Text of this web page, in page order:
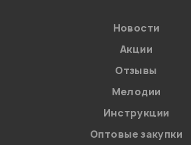
на обработку
Политикой в
персональных данных.
Новости
Акции
Отзывы
Мелодии
Инструкции
Оптовые закупки